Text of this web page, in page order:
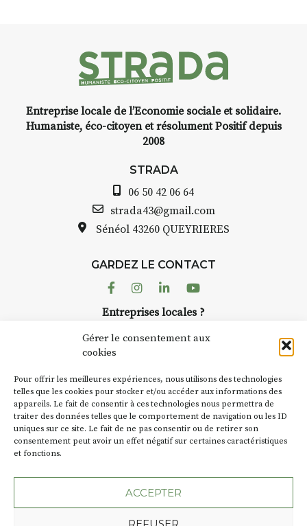
Gérer le consentement aux
cookies
Pour offrir les meilleures expériences, nous utilisons des technologies
telles que les cookies pour stocker et/ou accéder aux informations des
appareils. Le fait de consentir à ces technologies nous permettra de
traiter des données telles que le comportement de navigation ou les ID
uniques sur ce site. Le fait de ne pas consentir ou de retirer son
consentement peut avoir un effet négatif sur certaines caractéristiques
et fonctions.
ACCEPTER
REFUSER
INTERVIEW
avez ouvert une galerie à
Auzon…
Bernard TURLE Le Fumoir n’est
pas une galerie permanente.
AuzonToujours organise
dans le village. Des artistes et
caves, les granges d’Auzon. Le
Fumoir est l’un de ces espaces
d’autres activités culturelles de
la Petite Cité de Caractère. Par
exemple, l’installationCochon
Charbons’inscrit comme en
« off » du festival d’Auzon 2026
SA D’où vient le nom :Fumoir?
BT C’est le terme employé dans
Entreprise locale de l’Economie sociale et solidaire.
Humaniste, éco-citoyen et résolument Positif depuis
2008
STRADA
06 50 42 06 64
strada43@gmail.com
Sénéol 43260 QUEYRIERES
GARDEZ LE CONTACT
FacebookInstagram
LinkedinYoutube
Entreprises locales ?
Suivez toute l'actu de Strada